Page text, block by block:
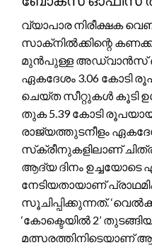
വ്യാപാര നിരീക്ഷക
സാക്‌നിൽക്കിന്റെ
മുൻപുള്ള അഡ്വാൻസ്
ഏകദേശം 3.06 കോടി
ചെയ്ത സീറ്റുകൾ കൂടി
തുക 5.39 കോടി
രാജ്യത്തുടനീളം
സ്‌ക്രീനുകളിലാണ്
ആദ്യ ദിനം ഉച്ചയോടെ
നേടിയതായാണ്
സൂചിപ്പിക്കുന്നത്.
‘കോക്ടെയിൽ 2’
മത്സരത്തിനിടെയാണ്